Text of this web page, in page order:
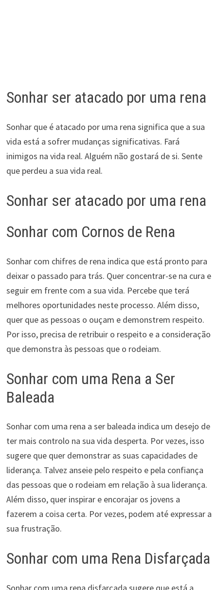
Sonhar ser atacado por uma rena
Sonhar que é atacado por uma rena significa que a sua
vida está a sofrer mudanças significativas. Fará
inimigos na vida real. Alguém não gostará de si. Sente
que perdeu a sua vida real.
Sonhar ser atacado por uma rena
Sonhar com Cornos de Rena
Sonhar com chifres de rena indica que está pronto para
deixar o passado para trás. Quer concentrar-se na cura e
seguir em frente com a sua vida. Percebe que terá
melhores oportunidades neste processo. Além disso,
quer que as pessoas o ouçam e demonstrem respeito.
Por isso, precisa de retribuir o respeito e a consideração
que demonstra às pessoas que o rodeiam.
Sonhar com uma Rena a Ser
Baleada
Sonhar com uma rena a ser baleada indica um desejo de
ter mais controlo na sua vida desperta. Por vezes, isso
sugere que quer demonstrar as suas capacidades de
liderança. Talvez anseie pelo respeito e pela confiança
das pessoas que o rodeiam em relação à sua liderança.
Além disso, quer inspirar e encorajar os jovens a
fazerem a coisa certa. Por vezes, podem até expressar a
sua frustração.
Sonhar com uma Rena Disfarçada
Sonhar com uma rena disfarçada sugere que está a